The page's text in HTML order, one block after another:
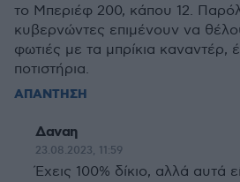
το Μπεριέφ 200, κάπου 12.
κυβερνώντες επιμένουν να
φωτιές με τα μπρίκια καναντέρ,
ποτιστήρια.
ΑΠΑΝΤΗΣΗ
Δαναη
23.08.2023, 11:59
Έχεις 100% δίκιο, αλλά αυτά